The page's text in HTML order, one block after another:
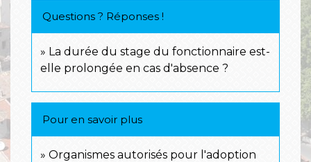
Questions ? Réponses !
La durée du stage du fonctionnaire est-
elle prolongée en cas d'absence ?
Pour en savoir plus
Organismes autorisés pour l'adoption